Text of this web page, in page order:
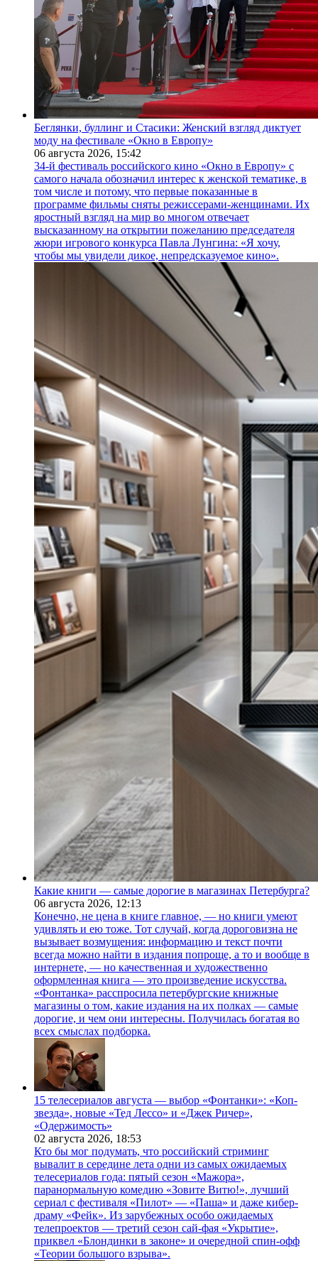
Беглянки, буллинг и Стасики: Женский взгляд диктует
моду на фестивале «Окно в Европу»
06 августа 2026, 15:42
34-й фестиваль российского кино «Окно в Европу» с
самого начала обозначил интерес к женской тематике, в
том числе и потому, что первые показанные в
программе фильмы сняты режиссерами-женщинами. Их
яростный взгляд на мир во многом отвечает
высказанному на открытии пожеланию председателя
жюри игрового конкурса Павла Лунгина: «Я хочу,
чтобы мы увидели дикое, непредсказуемое кино».
Какие книги — самые дорогие в магазинах Петербурга?
06 августа 2026, 12:13
Конечно, не цена в книге главное, — но книги умеют
удивлять и ею тоже. Тот случай, когда дороговизна не
вызывает возмущения: информацию и текст почти
всегда можно найти в издания попроще, а то и вообще в
интернете, — но качественная и художественно
оформленная книга — это произведение искусства.
«Фонтанка» расспросила петербургские книжные
магазины о том, какие издания на их полках — самые
дорогие, и чем они интересны. Получилась богатая во
всех смыслах подборка.
15 телесериалов августа — выбор «Фонтанки»: «Коп-
звезда», новые «Тед Лессо» и «Джек Ричер»,
«Одержимость»
02 августа 2026, 18:53
Кто бы мог подумать, что российский стриминг
вывалит в середине лета одни из самых ожидаемых
телесериалов года: пятый сезон «Мажора»,
паранормальную комедию «Зовите Витю!», лучший
сериал с фестиваля «Пилот» — «Паша» и даже кибер-
драму «Фейк». Из зарубежных особо ожидаемых
телепроектов — третий сезон сай-фая «Укрытие»,
приквел «Блондинки в законе» и очередной спин-офф
«Теории большого взрыва».